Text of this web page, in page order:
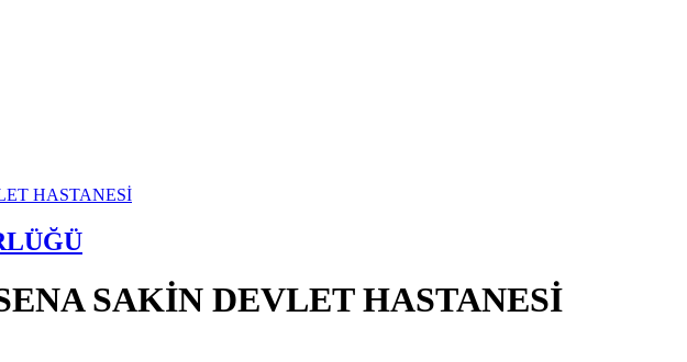
SAKİN DEVLET HASTANESİ